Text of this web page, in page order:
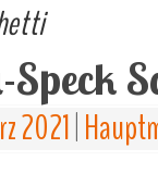
2021